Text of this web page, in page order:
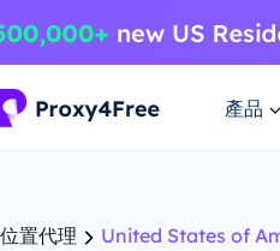
產品
位置代理 United States of